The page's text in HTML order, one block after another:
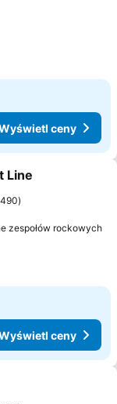
ceny
Line
490
zespołów rockowych
ceny